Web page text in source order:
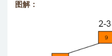
图解：